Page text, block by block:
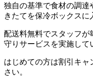
独自の基準で食材の調達
きたてを保冷ボックスに
配送料無料でスタッフが
守りサービスを実施して
はじめての方は割引キ
さい。